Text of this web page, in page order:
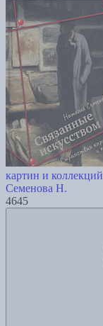
картин и коллекций
Семенова Н.
4645